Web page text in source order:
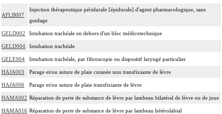
AFLB007
Injection thérapeutique péridurale [épidurale] d'agent pharmacologique, sans
guidage
GELD002 Intubation trachéale en dehors d'un bloc médicotechnique
GELD004 Intubation trachéale
GELE004 Intubation trachéale, par fibroscopie ou dispositif laryngé particulier
HAJA003 Parage et/ou suture de plaie cutanée non transfixiante de lèvre
HAJA006 Parage et/ou suture de plaie transfixiante de lèvre
HAMA002 Réparation de perte de substance de lèvre par lambeau bilatéral de lèvre ou de joue
HAMA016 Réparation de perte de substance de lèvre par lambeau hétérolabial